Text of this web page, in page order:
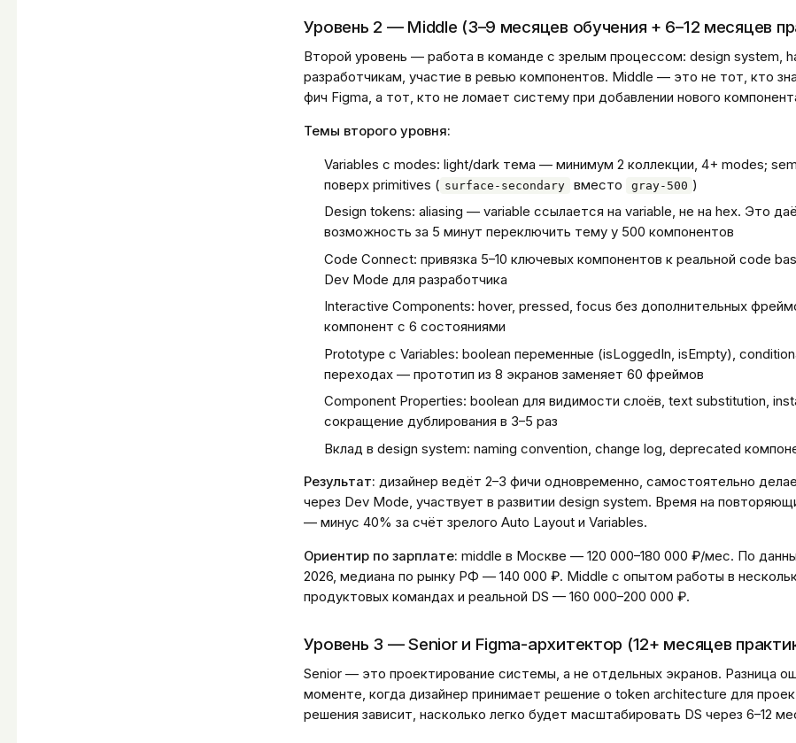
Уровень 2 — Middle (3–9 месяцев обучения + 6–12 месяцев
Второй уровень — работа в команде с зрелым процессом: design system,
разработчикам, участие в ревью компонентов. Middle — это не тот, кто
фич Figma, а тот, кто не ломает систему при добавлении нового
Темы второго уровня:
Variables с modes: light/dark тема — минимум 2 коллекции, 4+ modes;
поверх primitives ( surface-secondary вместо gray-500 )
Design tokens: aliasing — variable ссылается на variable, не на hex. Это
возможность за 5 минут переключить тему у 500 компонентов
Code Connect: привязка 5–10 ключевых компонентов к реальной code
Dev Mode для разработчика
Interactive Components: hover, pressed, focus без дополнительных
компонент с 6 состояниями
Prototype с Variables: boolean переменные (isLoggedIn, isEmpty),
переходах — прототип из 8 экранов заменяет 60 фреймов
Component Properties: boolean для видимости слоёв, text substitution,
сокращение дублирования в 3–5 раз
Вклад в design system: naming convention, change log, deprecated
Результат: дизайнер ведёт 2–3 фичи одновременно, самостоятельно
через Dev Mode, участвует в развитии design system. Время на
— минус 40% за счёт зрелого Auto Layout и Variables.
Ориентир по зарплате: middle в Москве — 120 000–180 000 ₽/мес. По
2026, медиана по рынку РФ — 140 000 ₽. Middle с опытом работы в
продуктовых командах и реальной DS — 160 000–200 000 ₽.
Уровень 3 — Senior и Figma-архитектор (12+ месяцев
Senior — это проектирование системы, а не отдельных экранов. Разница
моменте, когда дизайнер принимает решение о token architecture для
решения зависит, насколько легко будет масштабировать DS через 6–12